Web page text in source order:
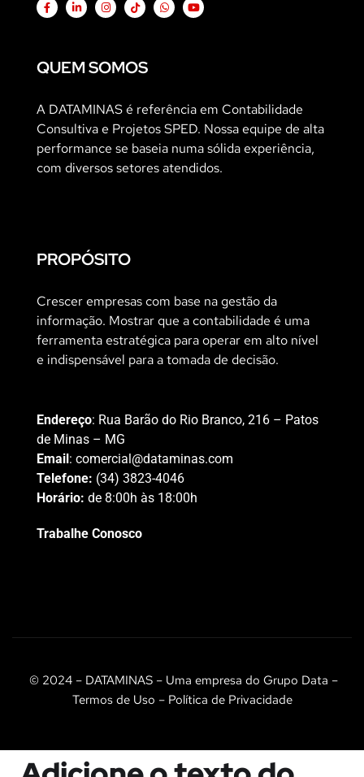
QUEM SOMOS
A DATAMINAS é referência em Contabilidade
Consultiva e Projetos SPED. Nossa equipe de alta
performance se baseia numa sólida experiência,
com diversos setores atendidos.
PROPÓSITO
Crescer empresas com base na gestão da
informação. Mostrar que a contabilidade é uma
ferramenta estratégica para operar em alto nível
e indispensável para a tomada de decisão.
Endereço: Rua Barão do Rio Branco, 216 – Patos
de Minas – MG
Email: comercial@dataminas.com
Telefone: (34) 3823-4046
Horário: de 8:00h às 18:00h
Trabalhe Conosco
© 2024 – DATAMINAS – Uma empresa do Grupo Data –
Termos de Uso – Política de Privacidade